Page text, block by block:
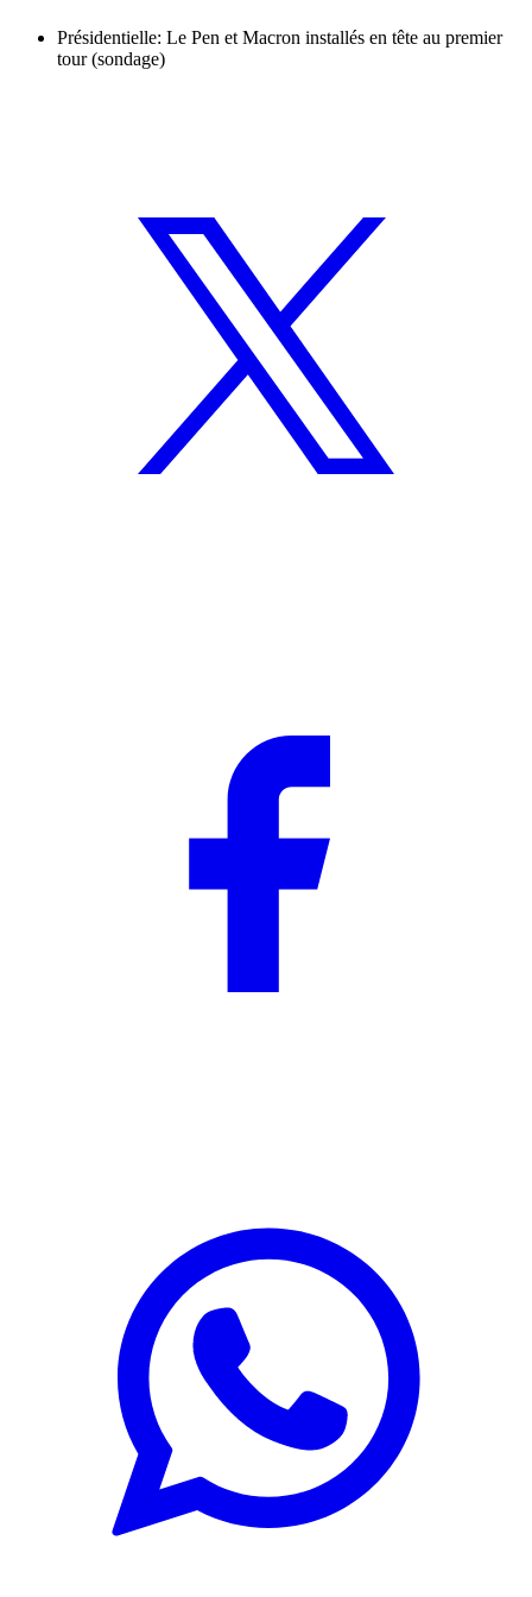
Présidentielle: Le Pen et Macron installés en tête au premier
tour (sondage)